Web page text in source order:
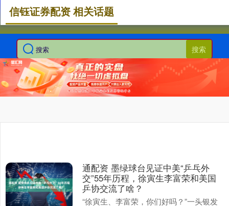
搜索
信钰证券配资 相关话题
通配资 墨绿球台见证中美“乒乓外
交”55年历程，徐寅生李富荣和美国
乒协交流了啥？
“徐寅生、李富荣，你们好吗？”一头银发